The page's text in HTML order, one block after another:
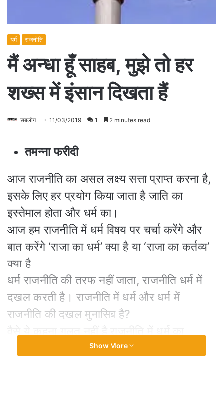
धर्म राजनीति
मैं अन्धा हूँ साहब, मुझे तो हर
शख्स में इंसान दिखता हैं
सबलोग 11/03/2019 1 2 minutes read
तमन्ना फरीदी
आज राजनीति का असल लक्ष्य सत्ता प्राप्त करना है,
इसके लिए हर प्रयोग किया जाता है जाति का
इस्तेमाल होता और धर्म का।
आज हम राजनीति में धर्म विषय पर चर्चा करेंगे और
बात करेंगे ‘राजा का धर्म’ क्या है या ‘राजा का कर्तव्य’
क्या है
धर्म राजनीति की तरफ नहीं जाता, राजनीति धर्म में
दखल करती है। राजनीति में धर्म और धर्म में
राजनीति की दखल मुनासिब है?
इस्तेमाल करके जनता को मूर्ख बनाकर सत्ता प्राप्त
Show More